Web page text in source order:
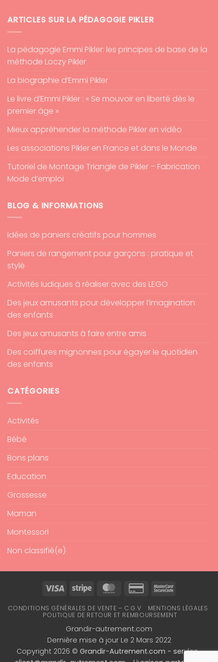
ARTICLES SUR LA PÉDAGOGIE PIKLER
La pédagogie Emmi Pikler: les principes de base de la
méthode Loczy Pikler
La biographie d’Emmi Pikler
Le livre d’Emmi Pikler : « Se mouvoir en liberté dès le
premier âge »
Mieux appréhender la méthode Pikler en vidéo
Les associations Pikler en France et dans le Monde
Tutoriel de Montage Triangle de Pikler – Fabrication
Mode d’emploi
BLOG & INFORMATIONS
Idées de paniers créatifs pour hommes
Paniers de rangement pour garçons : pratique et
stylé
Activités ludiques à réaliser avec des LEGO
Des jeux amusants pour développer l’imagination
des enfants
Des jeux amusants à faire entre amis
Des coiffures mignonnes pour égayer le quotidien
des enfants
CATÉGORIES
Activités
Bébé
Bons plans
Education
Grossesse
Maman
Montessori
Non classifié(e)
Visa Stripe MasterCard
Credit
2
MasterCard
CONDITIONS GÉNÉRALES DE VENTE – C.G.V
MENTIONS LÉGALES
POLITIQUE DE RETOUR ET REMBOURSEMENT
Grandir-autrement.com
Dernière mise à jour Le 2 Mars 2022
Copyright 2026 © Grandir-Autrement.com - service-